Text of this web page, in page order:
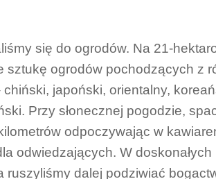
się do ogrodów. Na 21-
sztukę ogrodów pochodzących z
japoński, orientalny,
Przy słonecznej pogodzie,
odpoczywając w
odwiedzających. W doskonałych
ruszyliśmy dalej podziwiać